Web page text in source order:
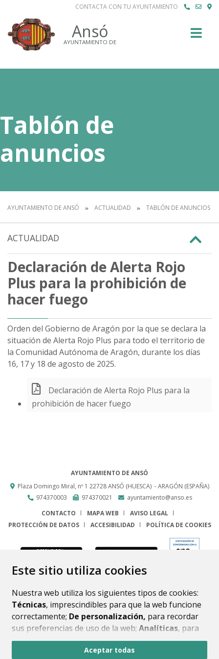
Este sitio utiliza cookies
Nuestra web utiliza los siguientes tipos de cookies:
Técnicas, imprescindibles para que la web funcione
correctamente; De personalización, para recordar
sus preferencias de uso de la web; Analíticas, para
mejorar el funcionamiento de la web y sus servicios.
Aceptar todas
CONTACTA CON TU AYUNTAMIENTO
Ansó
AYUNTAMIENTO DE
Tablón de
anuncios
AYUNTAMIENTO DE ANSÓ ACTUALIDAD TABLÓN DE ANUNCIOS
ACTUALIDAD
Declaración de Alerta Rojo
Plus para la prohibición de
hacer fuego
Orden del Gobierno de Aragón por la que se declara la
situación de Alerta Rojo Plus para todo el territorio de
la Comunidad Autónoma de Aragón, durante los días
16, 17 y 18 de agosto de 2025.
Declaración de Alerta Rojo Plus para la
prohibición de hacer fuego
AYUNTAMIENTO DE ANSÓ
Plaza Domingo Miral, nº 1 22728 ANSÓ (HUESCA) - ARAGÓN (ESPAÑA)
974370003
974370021
ayuntamiento@anso.es
CONTACTO
MAPA WEB
AVISO LEGAL
PROTECCIÓN DE DATOS
ACCESIBILIDAD POLÍTICA DE COOKIES